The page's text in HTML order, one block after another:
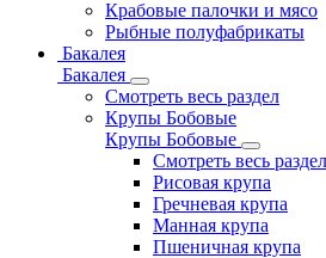
Крабовые палочки и мясо
Рыбные полуфабрикаты
Бакалея
Бакалея
Смотреть весь раздел
Крупы Бобовые
Крупы Бобовые
Смотреть весь раздел
Рисовая крупа
Гречневая крупа
Манная крупа
Пшеничная крупа